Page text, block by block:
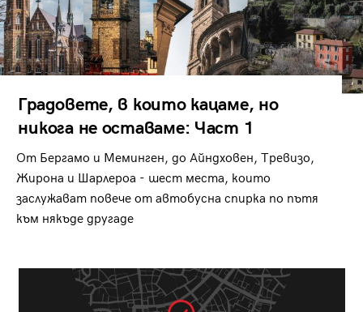
Градовете, в които кацаме, но
никога не оставаме: Част 1
От Бергамо и Меминген, до Айндховен, Тревизо,
Жирона и Шарлероа - шест места, които
заслужават повече от автобусна спирка по пътя
към някъде другаде